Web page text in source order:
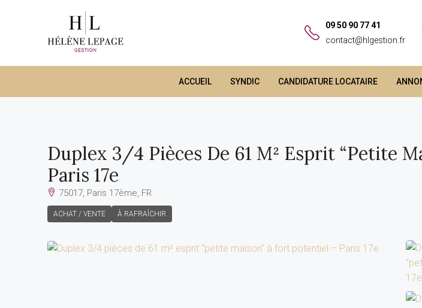
09 50 90 77 41
contact@hlgestion.fr
ACCUEIL SYNDIC CANDIDATURE LOCATAIRE
Duplex 3/4 Pièces De 61 M² Esprit “petite
Paris 17e
75017, Paris 17ème, FR
ACHAT / VENTE À RAFRAÎCHIR